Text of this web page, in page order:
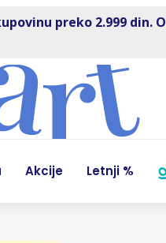
preko 2.999 din.
Akcije Letnji %